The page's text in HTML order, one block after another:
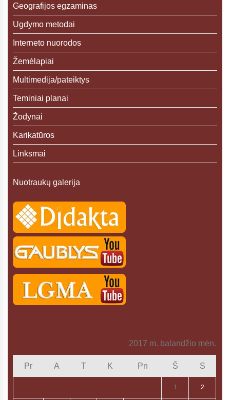
Geografijos egzaminas
Ugdymo metodai
Interneto nuorodos
Žemėlapiai
Multimedija/pateiktys
Teminiai planai
Žodynai
Karikatūros
Linksmai
Nuotraukų galerija
2017 m. balandžio mėn.
Pr A T K Pn Š S
1 2